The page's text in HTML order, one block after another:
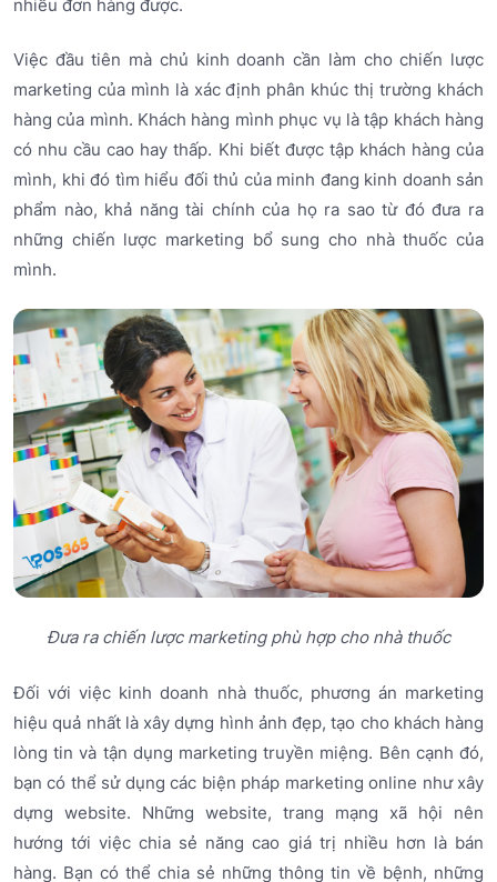
nhiều đơn hàng được.
Việc đầu tiên mà chủ kinh doanh cần làm cho chiến lược
marketing của mình là xác định phân khúc thị trường khách
hàng của mình. Khách hàng mình phục vụ là tập khách hàng
có nhu cầu cao hay thấp. Khi biết được tập khách hàng của
mình, khi đó tìm hiểu đối thủ của minh đang kinh doanh sản
phẩm nào, khả năng tài chính của họ ra sao từ đó đưa ra
những chiến lược marketing bổ sung cho nhà thuốc của
mình.
Đưa ra chiến lược marketing phù hợp cho nhà thuốc
Đối với việc kinh doanh nhà thuốc, phương án marketing
hiệu quả nhất là xây dựng hình ảnh đẹp, tạo cho khách hàng
lòng tin và tận dụng marketing truyền miệng. Bên cạnh đó,
bạn có thể sử dụng các biện pháp marketing online như xây
dựng website. Những website, trang mạng xã hội nên
hướng tới việc chia sẻ năng cao giá trị nhiều hơn là bán
hàng. Bạn có thể chia sẻ những thông tin về bệnh, những